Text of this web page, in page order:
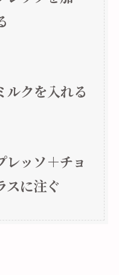
ルクを入れる
レッソ＋チョ
スに注ぐ